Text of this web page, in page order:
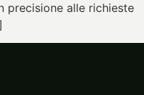
precisione alle richieste